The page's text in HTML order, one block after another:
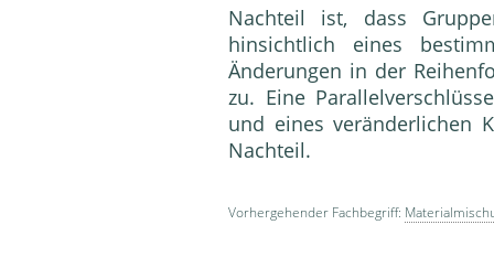
Nachteil ist, dass
hinsichtlich eines
Änderungen in der
zu. Eine
und eines veränderlichen
Vorhergehender Fachbegriff: